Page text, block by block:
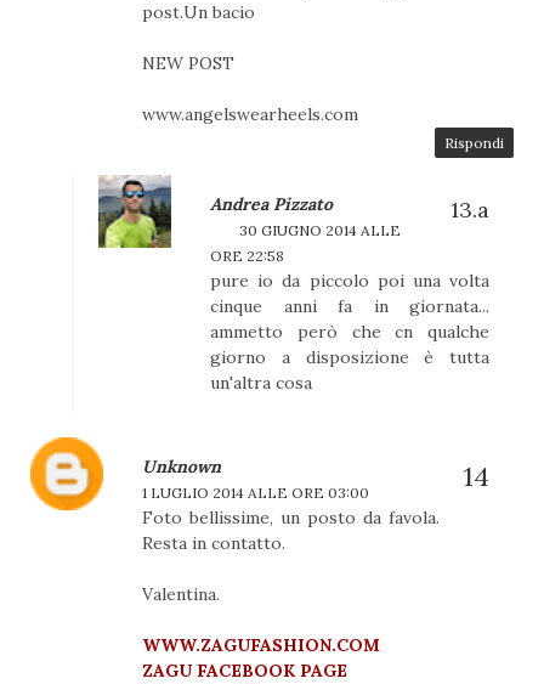
post.Un bacio
NEW POST
www.angelswearheels.com
Rispondi
Andrea Pizzato
30 GIUGNO 2014 ALLE
ORE 22:58
pure io da piccolo poi una volta
cinque anni fa in giornata...
ammetto però che cn qualche
giorno a disposizione è tutta
un'altra cosa
Unknown
1 LUGLIO 2014 ALLE ORE 03:00
Foto bellissime, un posto da favola.
Resta in contatto.
Valentina.
WWW.ZAGUFASHION.COM
ZAGU FACEBOOK PAGE